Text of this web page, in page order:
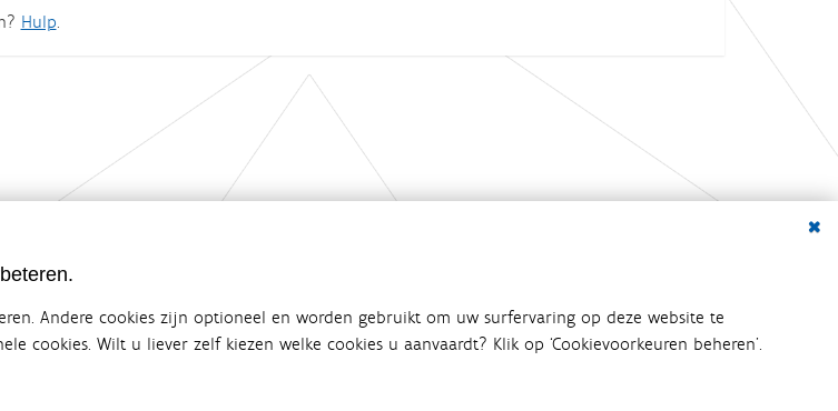
Hulp
Andere cookies zijn optioneel en worden gebruikt om uw surfervaring op deze website te
cookies. Wilt u liever zelf kiezen welke cookies u aanvaardt? Klik op ‘Cookievoorkeuren beheren’.
beleidsdomeinen en bestuursniveaus die bij het waterbeleid betrokken
een gecoördineerde en geïntegreerde aanpak van het waterbeleid en